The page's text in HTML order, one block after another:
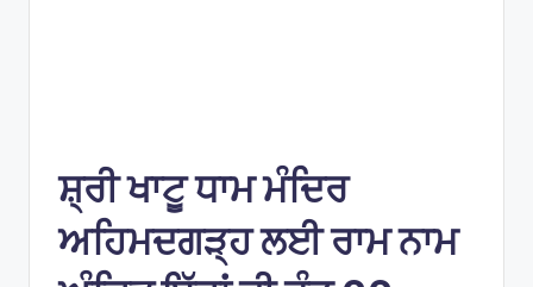
ਸ਼੍ਰੀ ਖਾਟੂ ਧਾਮ ਮੰਦਿਰ
ਅਹਿਮਦਗੜ੍ਹ ਲਈ ਰਾਮ ਨਾਮ